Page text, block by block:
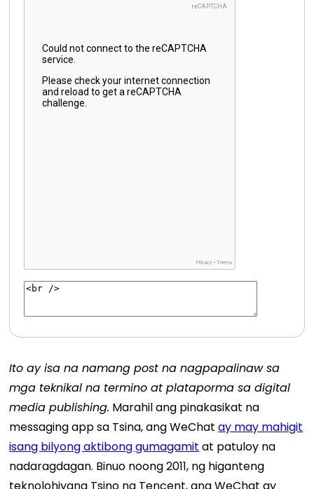
Ito ay isa na namang post na nagpapalinaw sa
mga teknikal na termino at plataporma sa digital
media publishing. Marahil ang pinakasikat na
messaging app sa Tsina, ang WeChatay may mahigit
isang bilyong aktibong gumagamit at patuloy na
nadaragdagan. Binuo noong 2011, ng higanteng